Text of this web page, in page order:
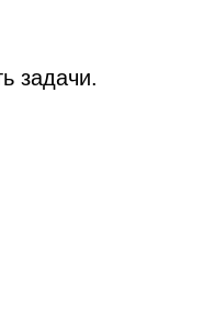
задачи.